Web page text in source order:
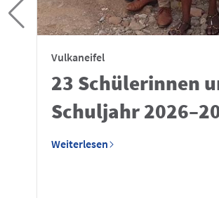
Vulkaneifel
23 Schülerinnen
Schuljahr
Weiterlesen